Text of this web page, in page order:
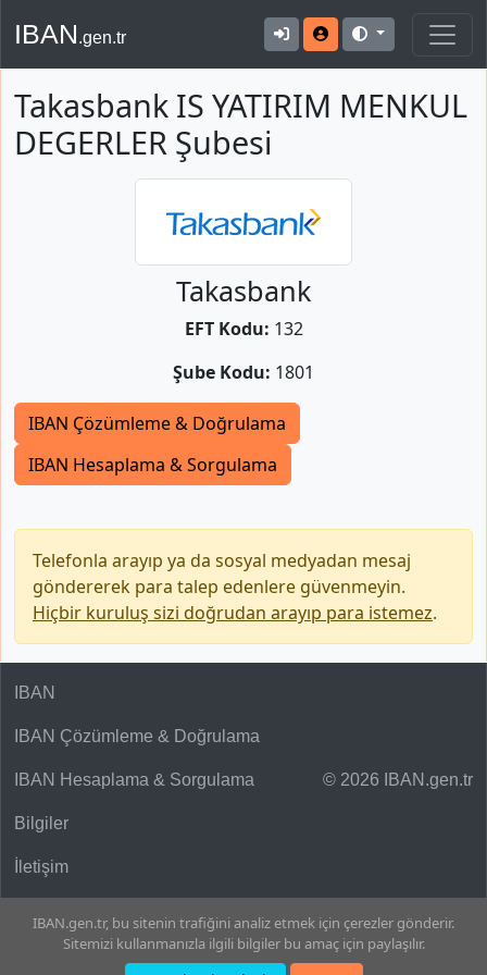
IBAN.gen.tr
Takasbank IS YATIRIM MENKUL
DEGERLER Şubesi
Takasbank
EFT Kodu: 132
Şube Kodu: 1801
IBAN Çözümleme & Doğrulama
IBAN Hesaplama & Sorgulama
Telefonla arayıp ya da sosyal medyadan mesaj
göndererek para talep edenlere güvenmeyin.
Hiçbir kuruluş sizi doğrudan arayıp para istemez.
© 2026 IBAN.gen.tr
IBAN
IBAN Çözümleme & Doğrulama
IBAN Hesaplama & Sorgulama
Bilgiler
İletişim
IBAN.gen.tr, bu sitenin trafiğini analiz etmek için çerezler gönderir.
Sitemizi kullanmanızla ilgili bilgiler bu amaç için paylaşılır.